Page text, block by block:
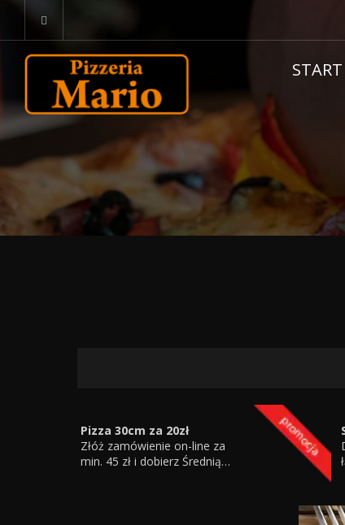
START
Pizza 30cm za 20zł
Złóż zamówienie on-line za
min. 45 zł i dobierz Średnią